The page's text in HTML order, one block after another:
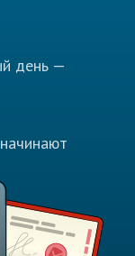
день —